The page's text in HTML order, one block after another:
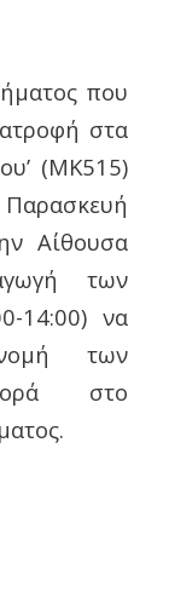
που
στα
(ΜΚ515)
Αίθουσα
των
14:00) να
των
στο